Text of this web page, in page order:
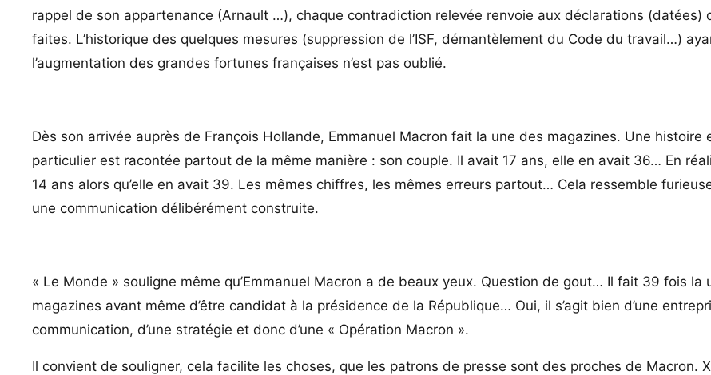
rappel de son appartenance (Arnault …), chaque contradiction relevée renvoie aux déclarations (datées)
faites. L’historique des quelques mesures (suppression de l’ISF, démantèlement du Code du travail…)
l’augmentation des grandes fortunes françaises n’est pas oublié.
Dès son arrivée auprès de François Hollande, Emmanuel Macron fait la une des magazines. Une histoire
particulier est racontée partout de la même manière : son couple. Il avait 17 ans, elle en avait 36… En
14 ans alors qu’elle en avait 39. Les mêmes chiffres, les mêmes erreurs partout… Cela ressemble
une communication délibérément construite.
« Le Monde » souligne même qu’Emmanuel Macron a de beaux yeux. Question de gout… Il fait 39 fois la
magazines avant même d’être candidat à la présidence de la République… Oui, il s’agit bien d’une
communication, d’une stratégie et donc d’une « Opération Macron ».
Il convient de souligner, cela facilite les choses, que les patrons de presse sont des proches de Macron.